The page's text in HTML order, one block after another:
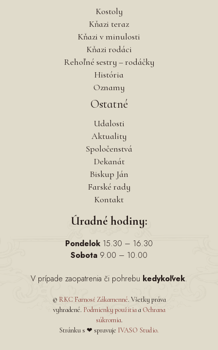
Kostoly
Kňazi teraz
Kňazi v minulosti
Kňazi rodáci
Rehoľné sestry – rodáčky
História
Oznamy
Ostatné
Udalosti
Aktuality
Spoločenstvá
Dekanát
Biskup Ján
Farské rady
Kontakt
Úradné hodiny:
Pondelok 15.30 – 16.30
Sobota 9.00 – 10.00
V prípade zaopatrenia či pohrebu kedykoľvek.
© RKC Farnosť Zákamenné. Všetky práva
vyhradené. Podmienky použitiaa Ochrana
súkromia.
Stránku s ❤ spravuje IVASO Studio.